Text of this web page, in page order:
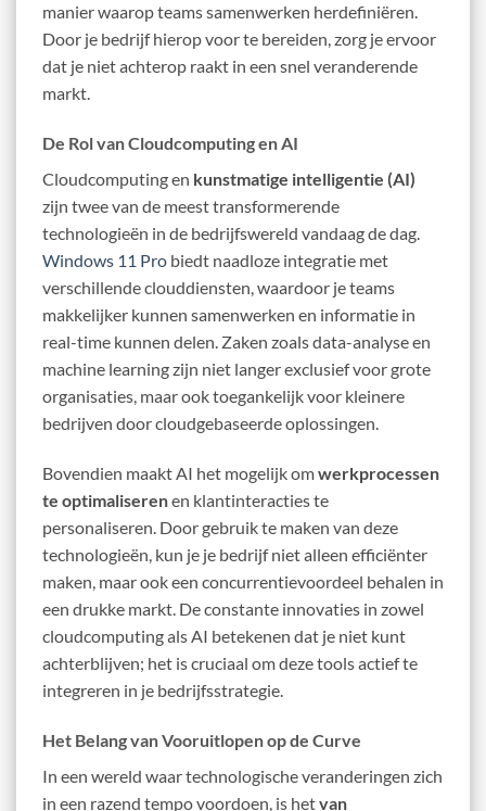
manier waarop teams samenwerken herdefiniëren.
Door je bedrijf hierop voor te bereiden, zorg je ervoor
dat je niet achterop raakt in een snel veranderende
markt.
De Rol van Cloudcomputing en AI
Cloudcomputing en kunstmatige intelligentie (AI)
zijn twee van de meest transformerende
technologieën in de bedrijfswereld vandaag de dag.
Windows 11 Pro biedt naadloze integratie met
verschillende clouddiensten, waardoor je teams
makkelijker kunnen samenwerken en informatie in
real-time kunnen delen. Zaken zoals data-analyse en
machine learning zijn niet langer exclusief voor grote
organisaties, maar ook toegankelijk voor kleinere
bedrijven door cloudgebaseerde oplossingen.
Bovendien maakt AI het mogelijk omwerkprocessen
te optimaliserenen klantinteracties te
personaliseren. Door gebruik te maken van deze
technologieën, kun je je bedrijf niet alleen efficiënter
maken, maar ook een concurrentievoordeel behalen in
een drukke markt. De constante innovaties in zowel
cloudcomputing als AI betekenen dat je niet kunt
achterblijven; het is cruciaal om deze tools actief te
integreren in je bedrijfsstrategie.
Het Belang van Vooruitlopen op de Curve
In een wereld waar technologische veranderingen zich
in een razend tempo voordoen, is hetvan